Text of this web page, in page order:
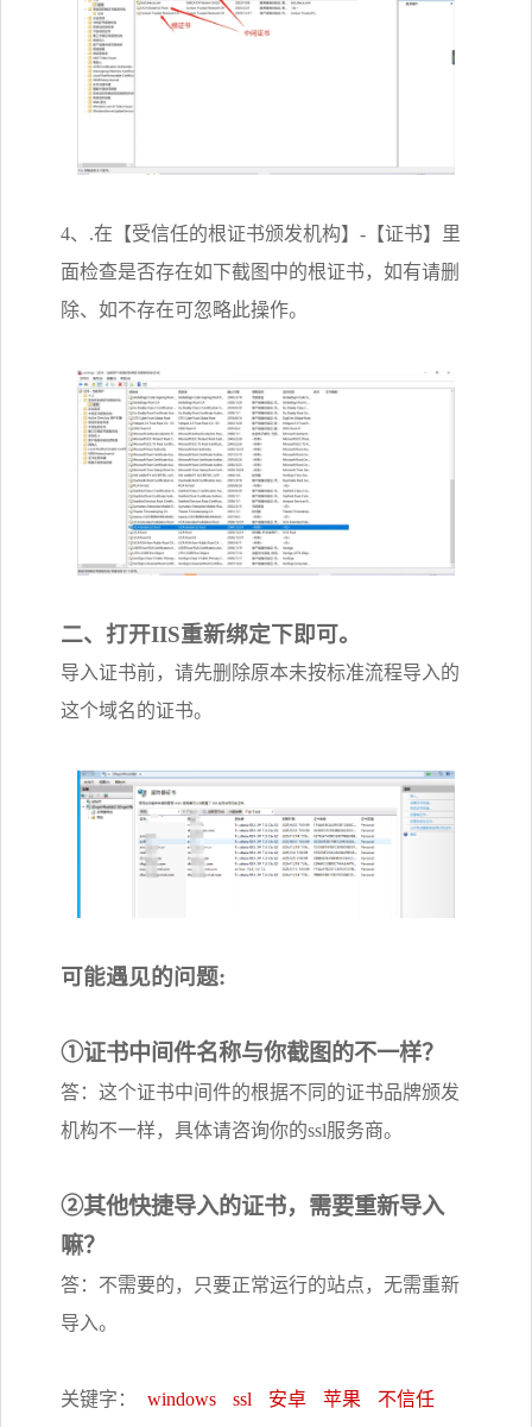
4、.在【受信任的根证书颁发机构】-【证书】里
面检查是否存在如下截图中的根证书，如有请删
除、如不存在可忽略此操作。
二、打开IIS重新绑定下即可。
导入证书前，请先删除原本未按标准流程导入的
这个域名的证书。
可能遇见的问题:
①证书中间件名称与你截图的不一样？
答：这个证书中间件的根据不同的证书品牌颁发
机构不一样，具体请咨询你的ssl服务商。
②其他快捷导入的证书，需要重新导入
嘛？
答：不需要的，只要正常运行的站点，无需重新
导入。
关键字： windows ssl 安卓 苹果 不信任